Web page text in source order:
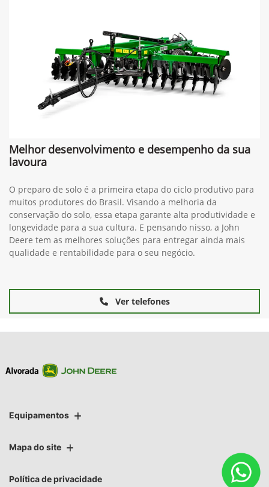
Melhor desenvolvimento e desempenho da sua
lavoura
O preparo de solo é a primeira etapa do ciclo produtivo para
muitos produtores do Brasil. Visando a melhoria da
conservação do solo, essa etapa garante alta produtividade e
longevidade para a sua cultura. E pensando nisso, a John
Deere tem as melhores soluções para entregar ainda mais
qualidade e rentabilidade para o seu negócio.
Ver telefones
Equipamentos
Mapa do site
Política de privacidade